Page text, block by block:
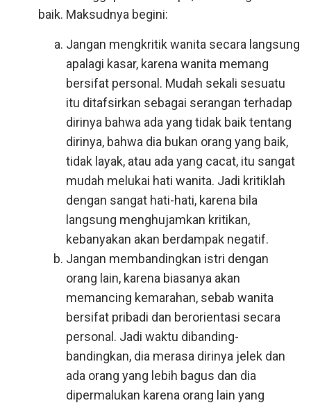
baik. Maksudnya begini:
Jangan mengkritik wanita secara langsung
apalagi kasar, karena wanita memang
bersifat personal. Mudah sekali sesuatu
itu ditafsirkan sebagai serangan terhadap
dirinya bahwa ada yang tidak baik tentang
dirinya, bahwa dia bukan orang yang baik,
tidak layak, atau ada yang cacat, itu sangat
mudah melukai hati wanita. Jadi kritiklah
dengan sangat hati-hati, karena bila
langsung menghujamkan kritikan,
kebanyakan akan berdampak negatif.
Jangan membandingkan istri dengan
orang lain, karena biasanya akan
memancing kemarahan, sebab wanita
bersifat pribadi dan berorientasi secara
personal. Jadi waktu dibanding-
bandingkan, dia merasa dirinya jelek dan
ada orang yang lebih bagus dan dia
dipermalukan karena orang lain yang